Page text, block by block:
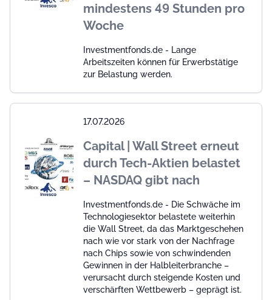
mindestens 49 Stunden pro
Woche
Investmentfonds.de - Lange
Arbeitszeiten können für Erwerbstätige
zur Belastung werden.
17.07.2026
Capital | Wall Street erneut
durch Tech-Aktien belastet
– NASDAQ gibt nach
Investmentfonds.de - Die Schwäche im
Technologiesektor belastete weiterhin
die Wall Street, da das Marktgeschehen
nach wie vor stark von der Nachfrage
nach Chips sowie von schwindenden
Gewinnen in der Halbleiterbranche –
verursacht durch steigende Kosten und
verschärften Wettbewerb – geprägt ist.